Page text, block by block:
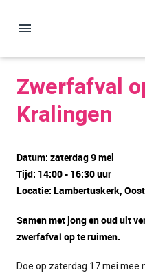
Zwerfafval
Kralingen
Datum: zaterdag 9 mei
Tijd: 14:00 - 16:30 uur
Locatie: Lambertuskerk,
Samen met jong en oud uit
zwerfafval op te ruimen.
Doe op zaterdag 17 mei mee